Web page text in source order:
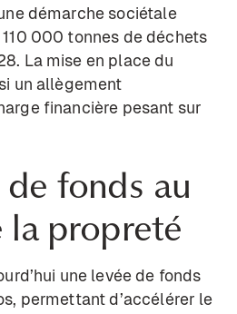
démarche sociétale
000 tonnes de déchets
La mise en place du
un allègement
financière pesant sur
fonds au
la propreté
une levée de fonds
permettant d’accélérer le